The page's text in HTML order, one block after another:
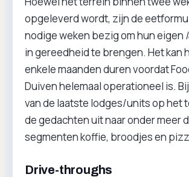
opgeleverd wordt, zijn de
nodige weken bezig om hun eigen
in gereedheid te brengen. Het kan
enkele maanden duren voordat
Duiven helemaal operationeel is.
van de laatste lodges/units op het
de gedachten uit naar onder meer
segmenten koffie, broodjes en
Drive-throughs